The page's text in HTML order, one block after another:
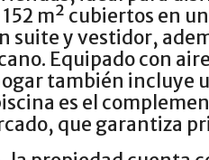
m² cubiertos en
suite y vestidor,
Equipado con
también incluye
es el
que garantiza